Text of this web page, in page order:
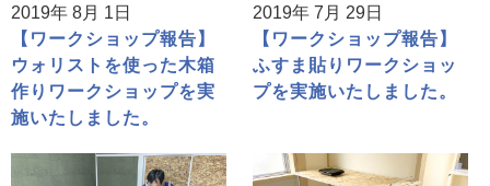
2019年 8月 1日
【ワークショップ報告】
ウォリストを使った木箱
作りワークショップを実
施いたしました。
2019年 7月 29日
【ワークショップ報告】
ふすま貼りワークショッ
プを実施いたしました。